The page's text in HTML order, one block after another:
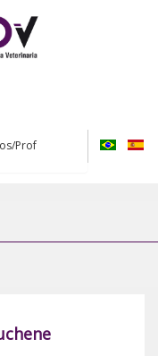
Prof